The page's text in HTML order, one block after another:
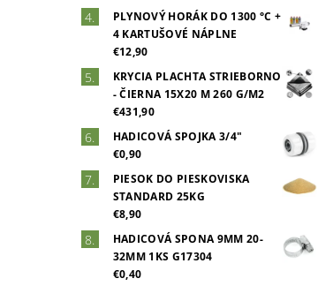
PLYNOVÝ HORÁK DO 1300 °C +
4 KARTUŠOVÉ NÁPLNE
€12,90
KRYCIA PLACHTA STRIEBORNO
- ČIERNA 15X20 M 260 G/M2
€431,90
HADICOVÁ SPOJKA 3/4"
€0,90
PIESOK DO PIESKOVISKA
STANDARD 25KG
€8,90
HADICOVÁ SPONA 9MM 20-
32MM 1KS G17304
€0,40